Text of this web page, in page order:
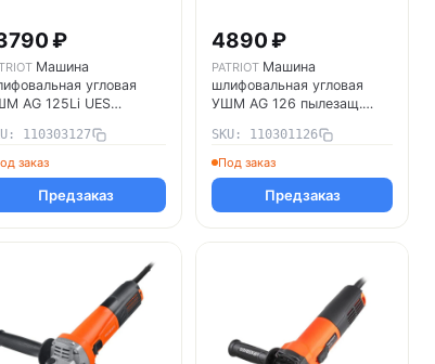
₽
Машина
угловая
AG 125Li UES
110303127
заказ
Предзаказ
4890 ₽
PATRIOT Машина
шлифовальная угловая
УШМ AG 126 пылезащ.
PATRIOT 110301126
SKU: 110301126
Под заказ
Предзаказ